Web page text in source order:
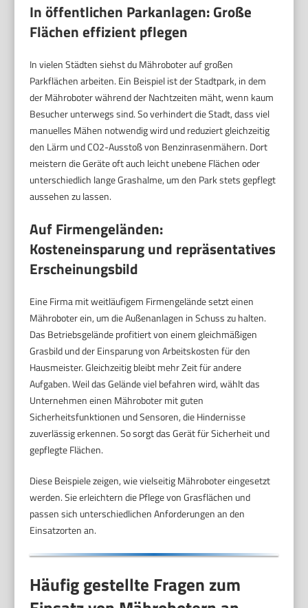
In öffentlichen Parkanlagen: Große
Flächen effizient pflegen
In vielen Städten siehst du Mähroboter auf großen
Parkflächen arbeiten. Ein Beispiel ist der Stadtpark, in dem
der Mähroboter während der Nachtzeiten mäht, wenn kaum
Besucher unterwegs sind. So verhindert die Stadt, dass viel
manuelles Mähen notwendig wird und reduziert gleichzeitig
den Lärm und CO2-Ausstoß von Benzinrasenmähern. Dort
meistern die Geräte oft auch leicht unebene Flächen oder
unterschiedlich lange Grashalme, um den Park stets gepflegt
aussehen zu lassen.
Auf Firmengeländen:
Kosteneinsparung und repräsentatives
Erscheinungsbild
Eine Firma mit weitläufigem Firmengelände setzt einen
Mähroboter ein, um die Außenanlagen in Schuss zu halten.
Das Betriebsgelände profitiert von einem gleichmäßigen
Grasbild und der Einsparung von Arbeitskosten für den
Hausmeister. Gleichzeitig bleibt mehr Zeit für andere
Aufgaben. Weil das Gelände viel befahren wird, wählt das
Unternehmen einen Mähroboter mit guten
Sicherheitsfunktionen und Sensoren, die Hindernisse
zuverlässig erkennen. So sorgt das Gerät für Sicherheit und
gepflegte Flächen.
Diese Beispiele zeigen, wie vielseitig Mähroboter eingesetzt
werden. Sie erleichtern die Pflege von Grasflächen und
passen sich unterschiedlichen Anforderungen an den
Einsatzorten an.
Häufig gestellte Fragen zum